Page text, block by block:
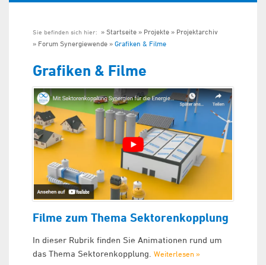
Sie befinden sich hier: Startseite Projekte
Projektarchiv
Forum Synergiewende
Grafiken & Filme
Grafiken & Filme
Filme zum Thema Sektorenkopplung
In dieser Rubrik finden Sie Animationen rund um
das Thema Sektorenkopplung. Weiterlesen »